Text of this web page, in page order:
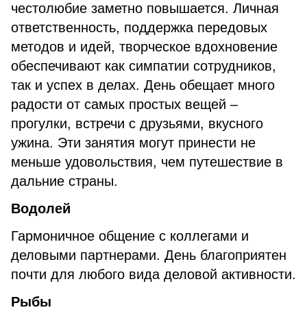
честолюбие заметно повышается. Личная
ответственность, поддержка передовых
методов и идей, творческое вдохновение
обеспечивают как симпатии сотрудников,
так и успех в делах. День обещает много
радости от самых простых вещей –
прогулки, встречи с друзьями, вкусного
ужина. Эти занятия могут принести не
меньше удовольствия, чем путешествие в
дальние страны.
Водолей
Гармоничное общение с коллегами и
деловыми партнерами. День благоприятен
почти для любого вида деловой активности.
Рыбы